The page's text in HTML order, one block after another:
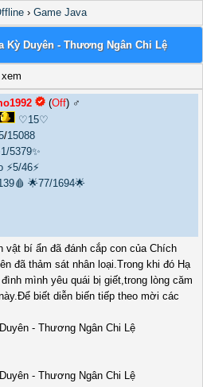
› Game Java
Kỳ Duyên - Thương Ngân Chi Lệ
(Off) ♂️
♡15♡
/15088
5379✨
⚡5/46⚡
🌟77/1694🌟
vật bí ẩn đã đánh cắp con của Chích
đã thảm sát nhân loại.Trong khi đó Hạ
mình yêu quái bị giết,trong lòng căm
biết diễn biến tiếp theo mời các